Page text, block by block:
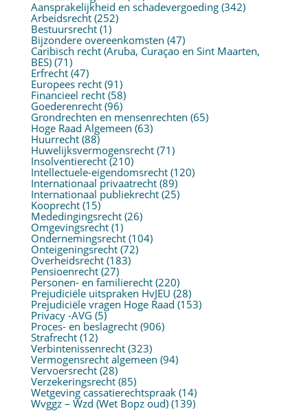
Aansprakelijkheid en schadevergoeding(342)
Arbeidsrecht(252)
Bestuursrecht(1)
Bijzondere overeenkomsten (47)
Caribisch recht (Aruba, Curaçao en Sint Maarten,
BES)(71)
Erfrecht(47)
Europees recht(91)
Financieel recht(58)
Goederenrecht(96)
Grondrechten en mensenrechten (65)
Hoge Raad Algemeen (63)
Huurrecht(88)
Huwelijksvermogensrecht(71)
Insolventierecht(210)
Intellectuele-eigendomsrecht(120)
Internationaal privaatrecht(89)
Internationaal publiekrecht(25)
Kooprecht(15)
Mededingingsrecht(26)
Omgevingsrecht(1)
Ondernemingsrecht(104)
Onteigeningsrecht(72)
Overheidsrecht(183)
Pensioenrecht(27)
Personen- en familierecht(220)
Prejudiciële uitspraken HvJEU (28)
Prejudiciële vragen Hoge Raad (153)
Privacy -AVG (5)
Proces- en beslagrecht(906)
Strafrecht(12)
Verbintenissenrecht(323)
Vermogensrecht algemeen (94)
Vervoersrecht(28)
Verzekeringsrecht(85)
Wetgeving cassatierechtspraak(14)
Wvggz – Wzd (Wet Bopz oud)(139)